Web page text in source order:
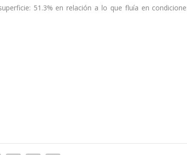
51.3% en relación a lo que fluía en